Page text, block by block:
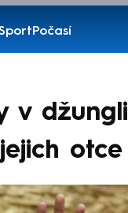
Počasí
v džungli
otce